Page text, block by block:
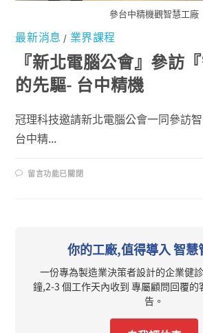
參台中精機觀智慧工廠
最新消息 / 業界課程
『新北電腦公會』參訪
的先驅- 台中精機
冠理科技邀請新北電腦公會一同參訪
台中精...
留言功能已關閉
你的工廠,值得導入 智慧
一份專為製造業決策者設計的企業健
鐘,2-3 個工作天內收到 專屬顧問回覆的
告。